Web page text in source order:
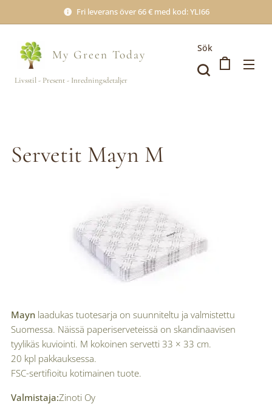
Fri leverans över 66 € med kod: YLI66
My Green Today
Livsstil - Present - Inredningsdetaljer
Sök
Servetit Mayn M
Mayn laadukas tuotesarja on suunniteltu ja valmistettu
Suomessa. Näissä paperiserveteissä on skandinaavisen
tyylikäs kuviointi. M kokoinen servetti 33 × 33 cm.
20 kpl pakkauksessa.
FSC-sertifioitu kotimainen tuote.
Valmistaja:Zinoti Oy